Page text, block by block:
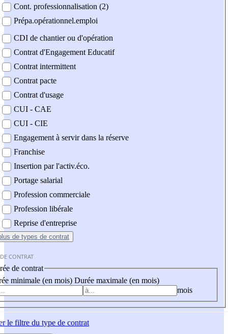
Cont. professionnalisation (2)
Prépa.opérationnel.emploi
CDI de chantier ou d'opération
Contrat d'Engagement Educatif
Contrat intermittent
Contrat pacte
Contrat d'usage
CUI - CAE
CUI - CIE
Engagement à servir dans la réserve
Franchise
Insertion par l'activ.éco.
Portage salarial
Profession commerciale
Profession libérale
Reprise d'entreprise
de types de contrat
CONTRAT
de contrat
minimale (en mois) Durée maximale (en mois)
mois
le filtre du type de contrat